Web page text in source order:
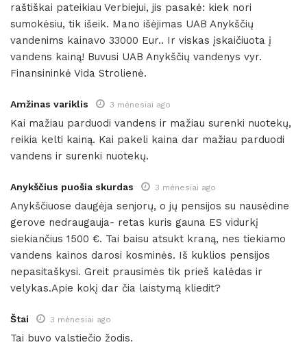
raštiškai pateikiau Verbiejui, jis pasakė: kiek nori
sumokėsiu, tik išeik. Mano išėjimas UAB Anykščių
vandenims kainavo 33000 Eur.. Ir viskas įskaičiuota į
vandens kainą! Buvusi UAB Anykščių vandenys vyr.
Finansininkė Vida Strolienė.
Amžinas variklis 3 mėnesiai ago
Kai mažiau parduodi vandens ir mažiau surenki nuotekų,
reikia kelti kainą. Kai pakeli kaina dar mažiau parduodi
vandens ir surenki nuotekų.
Anykščius puošia skurdas 3 mėnesiai ago
Anykščiuose daugėja senjorų, o jų pensijos su nausėdine
gerove nedraugauja- retas kuris gauna ES vidurkį
siekiančius 1500 €. Tai baisu atsukt kraną, nes tiekiamo
vandens kainos darosi kosminės. Iš kuklios pensijos
nepasitaškysi. Greit prausimės tik prieš kalėdas ir
velykas.Apie kokį dar čia laistymą kliedit?
Štai 3 mėnesiai ago
Tai buvo valstiečio žodis.